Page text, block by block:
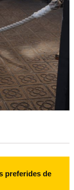
preferides de